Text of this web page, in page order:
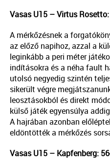
Vasas U15 – Virtus
A mérkőzésnek a
az előző napihoz, azzal a
leginkább a peri méter
indításokra és a néha fault
utolsó negyedig szintén
sikerült végre
leosztásokból és direkt
külső játék egyensúlya
A hajrában azonban
eldöntötték a mérkőzés
Vasas U15 – Kapfenberg: